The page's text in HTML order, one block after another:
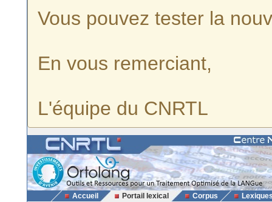
Vous pouvez tester la
En vous remerciant,
L'équipe du CNRTL
Accueil Portail lexical Corpus